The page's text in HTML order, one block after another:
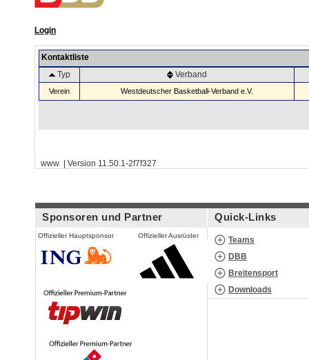
Login
Kontaktliste
Typ
Verband
Verein Westdeutscher Basketball-Verband e.V.
www | Version 11.50.1-2f7f327
Sponsoren und Partner
Offizieller Hauptsponsor Offizieller Ausrüster
Quick-Links
Teams
DBB
Breitensport
Downloads